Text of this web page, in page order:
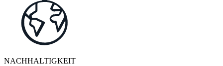
NACHHALTIGKEIT